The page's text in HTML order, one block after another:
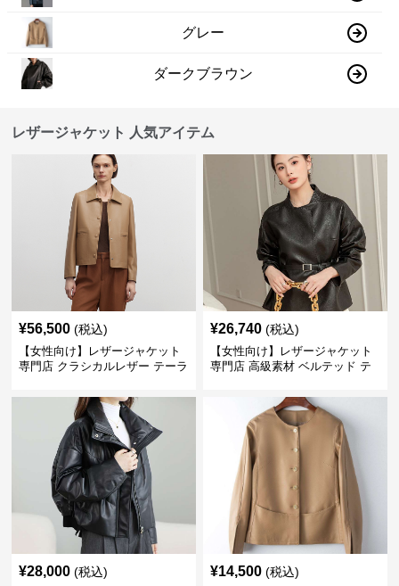
グレー
ダークブラウン
レザージャケット 人気アイテム
¥56,500 (税込)
【女性向け】レザージャケット
専門店 クラシカルレザー テーラ
¥26,740 (税込)
【女性向け】レザージャケット
専門店 高級素材 ベルテッド テ
¥28,000 (税込) ¥14,500 (税込)